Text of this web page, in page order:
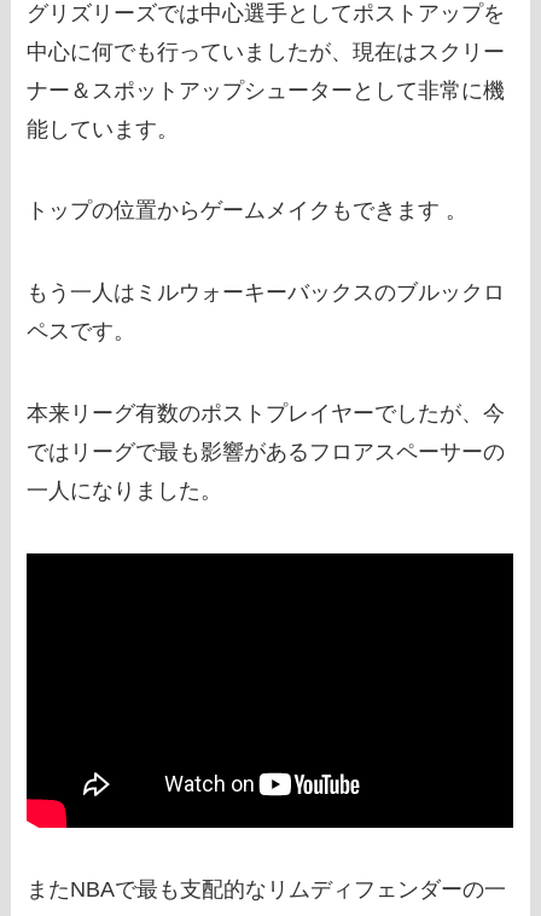
グリズリーズでは中心選手としてポストアップを
中心に何でも行っていましたが、現在はスクリー
ナー＆スポットアップシューターとして非常に機
能しています。
トップの位置からゲームメイクもできます 。
もう一人はミルウォーキーバックスのブルックロ
ペスです。
本来リーグ有数のポストプレイヤーでしたが、今
ではリーグで最も影響があるフロアスペーサーの
一人になりました。
またNBAで最も支配的なリムディフェンダーの一